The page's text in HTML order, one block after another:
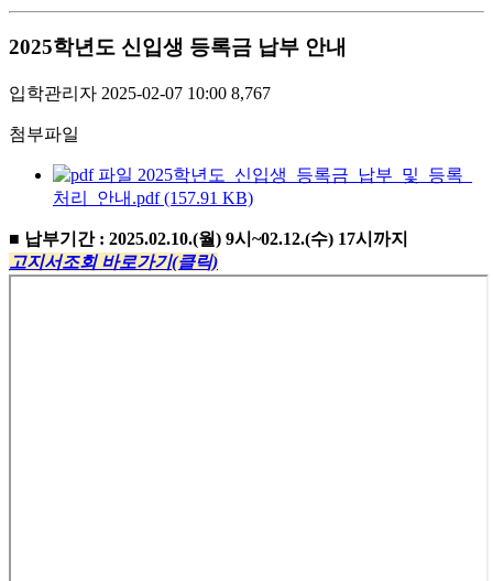
2025학년도 신입생 등록금 납부 안내
입학관리자 2025-02-07 10:00 8,767
첨부파일
2025학년도_신입생_등록금_납부_및_등록_
처리_안내.pdf (157.91 KB)
■ 납부기간 : 2025.02.10.(월) 9시 ~02.12.(수) 17시까지
고지서조회 바로가기(클릭)